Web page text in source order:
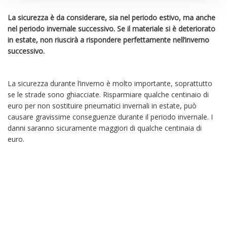
La sicurezza è da considerare, sia nel periodo estivo, ma anche
nel periodo invernale successivo. Se il materiale si è deteriorato
in estate, non riuscirà a rispondere perfettamente nell’inverno
successivo.
La sicurezza durante l’inverno è molto importante, soprattutto
se le strade sono ghiacciate. Risparmiare qualche centinaio di
euro per non sostituire pneumatici invernali in estate, può
causare gravissime conseguenze durante il periodo invernale. I
danni saranno sicuramente maggiori di qualche centinaia di
euro.